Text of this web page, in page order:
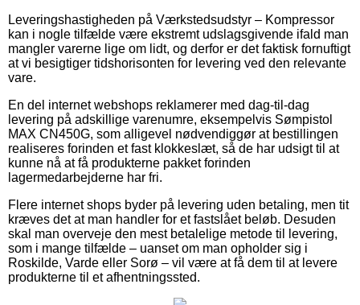
Leveringshastigheden på Værkstedsudstyr – Kompressor
kan i nogle tilfælde være ekstremt udslagsgivende ifald man
mangler varerne lige om lidt, og derfor er det faktisk fornuftigt
at vi besigtiger tidshorisonten for levering ved den relevante
vare.
En del internet webshops reklamerer med dag-til-dag
levering på adskillige varenumre, eksempelvis Sømpistol
MAX CN450G, som alligevel nødvendiggør at bestillingen
realiseres forinden et fast klokkeslæt, så de har udsigt til at
kunne nå at få produkterne pakket forinden
lagermedarbejderne har fri.
Flere internet shops byder på levering uden betaling, men tit
kræves det at man handler for et fastslået beløb. Desuden
skal man overveje den mest betalelige metode til levering,
som i mange tilfælde – uanset om man opholder sig i
Roskilde, Varde eller Sorø – vil være at få dem til at levere
produkterne til et afhentningssted.